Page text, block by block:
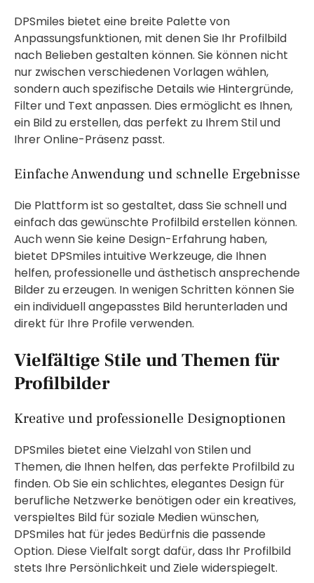
DPSmiles bietet eine breite Palette von
Anpassungsfunktionen, mit denen Sie Ihr Profilbild
nach Belieben gestalten können. Sie können nicht
nur zwischen verschiedenen Vorlagen wählen,
sondern auch spezifische Details wie Hintergründe,
Filter und Text anpassen. Dies ermöglicht es Ihnen,
ein Bild zu erstellen, das perfekt zu Ihrem Stil und
Ihrer Online-Präsenz passt.
Einfache Anwendung und schnelle Ergebnisse
Die Plattform ist so gestaltet, dass Sie schnell und
einfach das gewünschte Profilbild erstellen können.
Auch wenn Sie keine Design-Erfahrung haben,
bietet DPSmiles intuitive Werkzeuge, die Ihnen
helfen, professionelle und ästhetisch ansprechende
Bilder zu erzeugen. In wenigen Schritten können Sie
ein individuell angepasstes Bild herunterladen und
direkt für Ihre Profile verwenden.
Vielfältige Stile und Themen für
Profilbilder
Kreative und professionelle Designoptionen
DPSmiles bietet eine Vielzahl von Stilen und
Themen, die Ihnen helfen, das perfekte Profilbild zu
finden. Ob Sie ein schlichtes, elegantes Design für
berufliche Netzwerke benötigen oder ein kreatives,
verspieltes Bild für soziale Medien wünschen,
DPSmiles hat für jedes Bedürfnis die passende
Option. Diese Vielfalt sorgt dafür, dass Ihr Profilbild
stets Ihre Persönlichkeit und Ziele widerspiegelt.